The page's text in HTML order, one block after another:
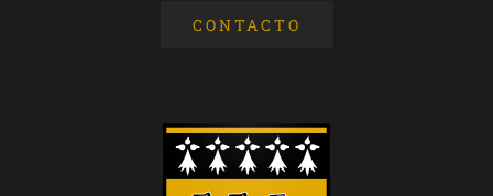
CONTACTO